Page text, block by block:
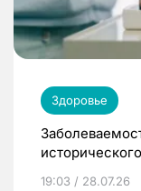
Здоровье
19:03 / 28.07.26